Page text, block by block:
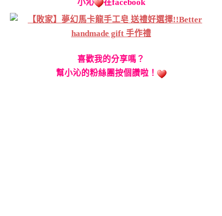
小沁 在facebook
喜歡我的分享嗎？
幫小沁的粉絲團按個讚啦！